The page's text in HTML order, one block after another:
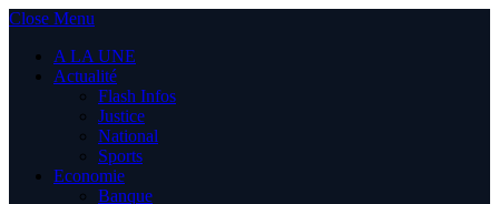
Close Menu
A LA UNE
Actualité
Flash Infos
Justice
National
Sports
Economie
Banque